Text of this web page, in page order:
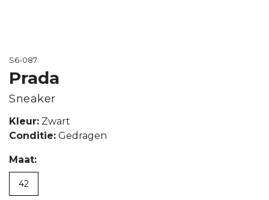
S6-087
Prada
Sneaker
Kleur: Zwart
Conditie: Gedragen
Maat:
42